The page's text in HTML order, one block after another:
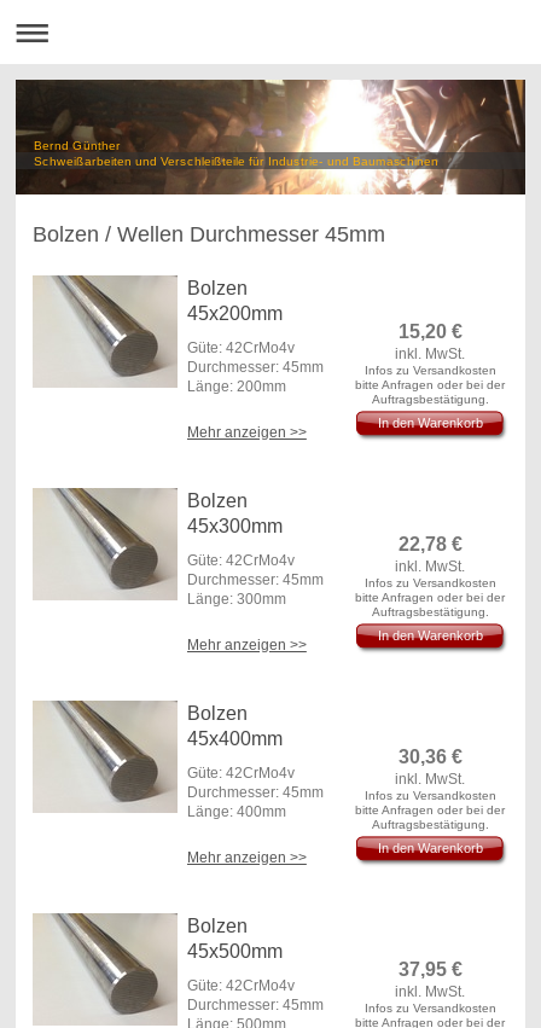
Bernd Günther
Schweißarbeiten und Verschleißteile für Industrie- und Baumaschinen
Bolzen / Wellen Durchmesser 45mm
15,20€
inkl. MwSt.
Infos zu Versandkosten
bitte Anfragen oder bei der
Auftragsbestätigung.
In den Warenkorb
Bolzen
45x200mm
Güte: 42CrMo4v
Durchmesser: 45mm
Länge: 200mm
Mehr anzeigen >>
22,78€
inkl. MwSt.
Infos zu Versandkosten
bitte Anfragen oder bei der
Auftragsbestätigung.
In den Warenkorb
Bolzen
45x300mm
Güte: 42CrMo4v
Durchmesser: 45mm
Länge: 300mm
Mehr anzeigen >>
30,36€
inkl. MwSt.
Infos zu Versandkosten
bitte Anfragen oder bei der
Auftragsbestätigung.
In den Warenkorb
Bolzen
45x400mm
Güte: 42CrMo4v
Durchmesser: 45mm
Länge: 400mm
Mehr anzeigen >>
37,95€
inkl. MwSt.
Infos zu Versandkosten
bitte Anfragen oder bei der
Bolzen
45x500mm
Güte: 42CrMo4v
Durchmesser: 45mm
Länge: 500mm